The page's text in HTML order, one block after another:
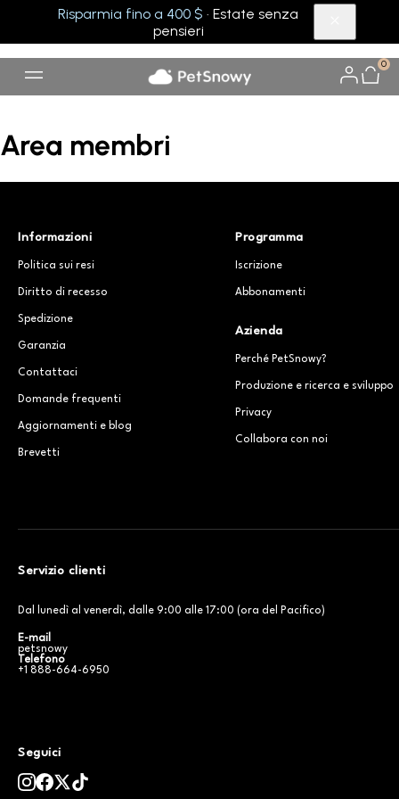
Risparmia fino a 400 $ · Estate senza
pensieri
0
Area membri
Informazioni
Politica sui resi
Diritto di recesso
Spedizione
Garanzia
Contattaci
Domande frequenti
Aggiornamenti e blog
Brevetti
Programma
Iscrizione
Abbonamenti
Azienda
Perché PetSnowy?
Produzione e ricerca e sviluppo
Privacy
Collabora con noi
Servizio clienti
Dal lunedì al venerdì, dalle 9:00 alle 17:00 (ora del Pacifico)
E-mail
petsnowy
Telefono
+1 888-664-6950
Seguici